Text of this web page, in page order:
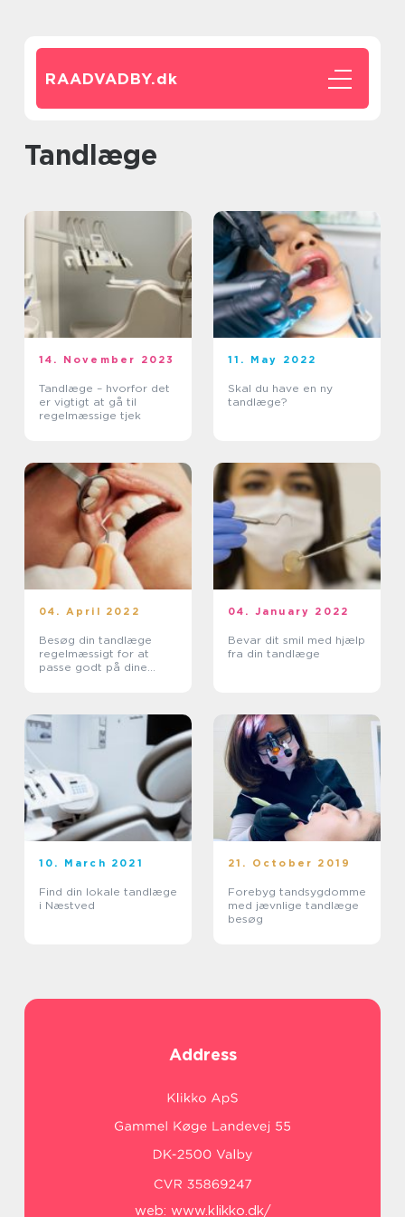
RAADVADBY.dk
tandlæge
14. November 2023
Tandlæge – hvorfor det
er vigtigt at gå til
regelmæssige tjek
11. May 2022
Skal du have en ny
tandlæge?
04. April 2022
Besøg din tandlæge
regelmæssigt for at
passe godt på dine
04. January 2022
Bevar dit smil med hjælp
fra din tandlæge
10. March 2021
Find din lokale tandlæge
i Næstved
21. October 2019
Forebyg tandsygdomme
med jævnlige tandlæge
besøg
Address
web: www.klikko.dk/